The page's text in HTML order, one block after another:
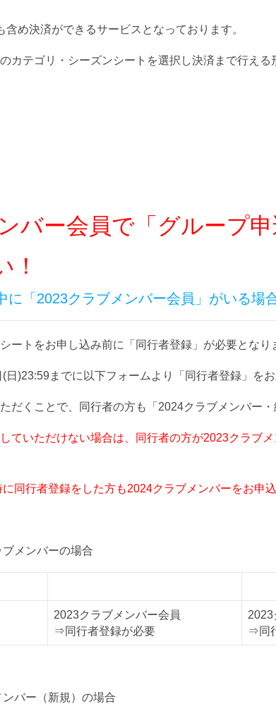
め決済ができるサービスとなっております。
カテゴリ・シーズンシートを選択し決済まで行える
バー会員で「グループ
！
に「2023クラブメンバー会員」がいる場
ートをお申し込み前に「同行者登録」が必要となり
日)23:59までに 以下フォームより「同行者登録」をお
だくことで、同行者の方も「2024クラブメンバー
ていただけない場合は、同行者の方が2023クラブ
同行者登録をした方も2024クラブメンバーをお申
ブメンバーの場合
2023クラブメンバー会員
⇒同行者登録が必要
2023
⇒同
ンバー（新規）の場合